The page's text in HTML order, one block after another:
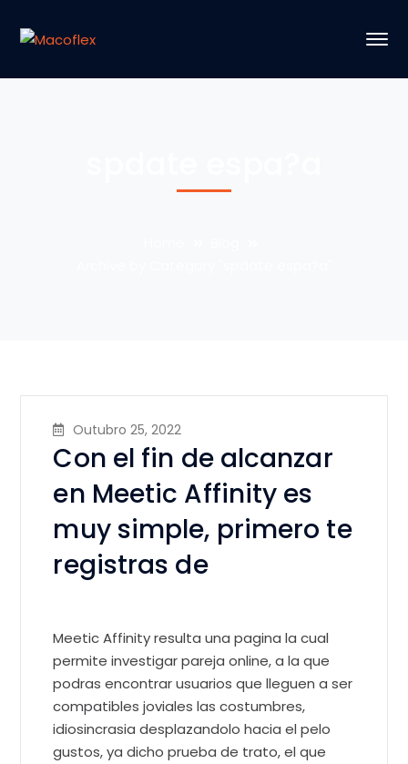
Outubro 25, 2022
Con el fin de alcanzar
en Meetic Affinity es
muy simple, primero te
registras de
Meetic Affinity resulta una pagina la cual
permite investigar pareja online, a la que
podras encontrar usuarios que lleguen a ser
compatibles joviales las costumbres,
idiosincrasia desplazandolo hacia el pelo
gustos, ya dicho prueba de trato, el que